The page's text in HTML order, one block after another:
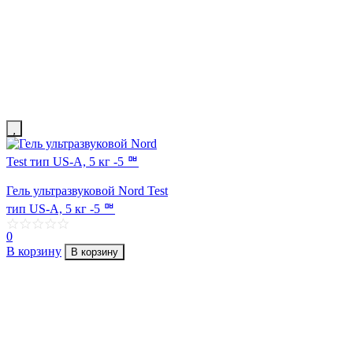
Гель ультразвуковой Nord Test
тип US-A, 5 кг -5 ᄜ
0
В корзину
В корзину